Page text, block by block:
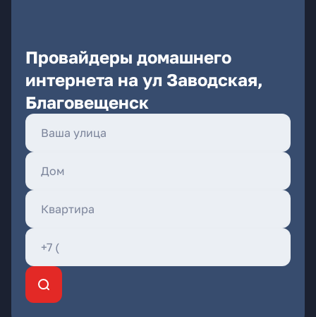
Провайдеры домашнего
интернета на ул Заводская,
Благовещенск